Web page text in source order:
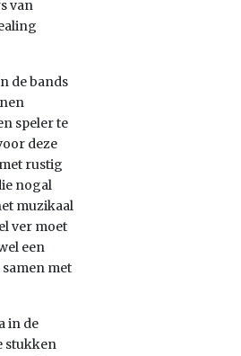
van
de bands
speler te
deze
rustig
nogal
muzikaal
ver moet
een
met
in de
stukken